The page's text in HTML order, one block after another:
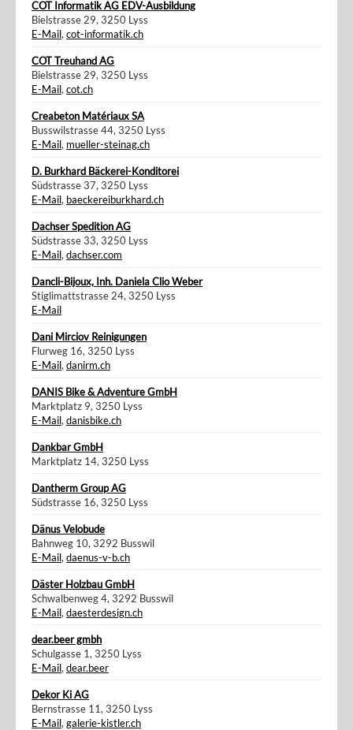
COT Informatik AG EDV-Ausbildung
Bielstrasse 29, 3250 Lyss
E-Mail,cot-informatik.ch
COT Treuhand AG
Bielstrasse 29, 3250 Lyss
E-Mail,cot.ch
Creabeton Matériaux SA
Busswilstrasse 44, 3250 Lyss
E-Mail, mueller-steinag.ch
D. Burkhard Bäckerei-Konditorei
Südstrasse 37, 3250 Lyss
E-Mail, baeckereiburkhard.ch
Dachser Spedition AG
Südstrasse 33, 3250 Lyss
E-Mail, dachser.com
Dancli-Bijoux, Inh. Daniela Clio Weber
Stiglimattstrasse 24, 3250 Lyss
E-Mail
Dani Mirciov Reinigungen
Flurweg 16, 3250 Lyss
E-Mail, danirm.ch
DANIS Bike & Adventure GmbH
Marktplatz 9, 3250 Lyss
E-Mail, danisbike.ch
Dankbar GmbH
Marktplatz 14, 3250 Lyss
Dantherm Group AG
Südstrasse 16, 3250 Lyss
Dänus Velobude
Bahnweg 10, 3292 Busswil
E-Mail, daenus-v-b.ch
Däster Holzbau GmbH
Schwalbenweg 4, 3292 Busswil
E-Mail, daesterdesign.ch
dear.beer gmbh
Schulgasse 1, 3250 Lyss
E-Mail, dear.beer
Dekor Ki AG
Bernstrasse 11, 3250 Lyss
E-Mail, galerie-kistler.ch